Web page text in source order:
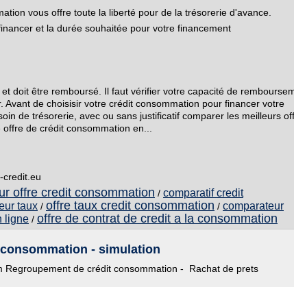
vous offre toute la liberté pour de la trésorerie d'avance.
et la durée souhaitée pour votre financement
doit être remboursé. Il faut vérifier votre capacité de
Avant de choisisir votre crédit consommation pour financer votre
de trésorerie, avec ou sans justificatif comparer les meilleurs
de crédit consommation en...
credit.eu
offre credit consommation / comparatif credit
taux / offre taux credit consommation / comparateur
ligne / offre de contrat de credit a la consommation
- simulation
Regroupement de crédit consommation - Rachat de prets